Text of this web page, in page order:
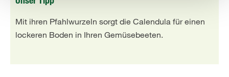
Mit ihren Pfahlwurzeln sorgt die Calendula für einen
lockeren Boden in Ihren Gemüsebeeten.